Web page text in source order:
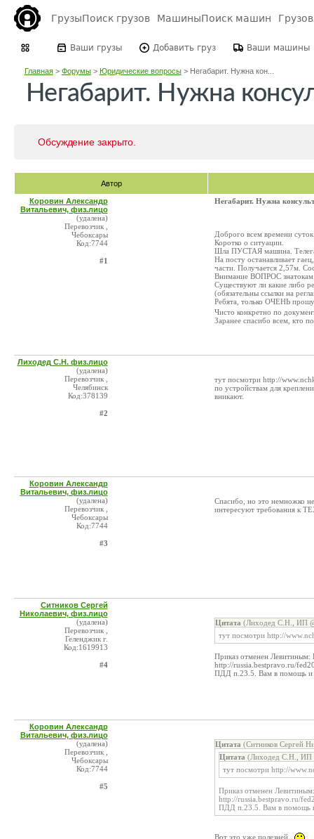
ГрузыПоиск грузов МашиныПоиск машин
Ваши грузы Добавить груз Ваши машины
Главная> Форумы> Юридические вопросы> Негабарит. Нужна кон...
Негабарит. Нужна
Обсуждение закрыто.
Автор
Коровин Александр
Витальевич, физ.лицо
(удалена)
Перевозчик ,
Чебоксары
Код:7744
#1
Негабарит. Нужна
Доброго всем времени
Коротко о ситуации.
Шла ПУСТАЯ машина. Телега
На посту останавливает
части. Получается 2,57м.
Внимание ВОПРОС
Существуют ли какие либо
(обязательны ссылки на
Ребята, только ОЧЕНЬ
Чисто конкретно по
Заранее спасибо всем, кто
Лиходед С.Н. физ.лицо
(удалена)
Перевозчик ,
Челябинск
Код:378139
#2
тут посмотри http://
по устройствам для
вникают.
Коровин Александр
Витальевич, физ.лицо
(удалена)
Перевозчик ,
Чебоксары
Код:7744
#3
Спасибо, но это немножко
интересуют требования к
Ситников Сергей
Николаевич, физ.лицо
(удалена)
Перевозчик ,
Геленджик г.
Код:1619913
#4
Цитата (Лиходед С.Н., ИП
тут посмотри http://
Приказ отменен
http://russia.bestpravo.ru/
ПДД п.23.5. Вам в помощь и
Коровин Александр
Витальевич, физ.лицо
(удалена)
Перевозчик ,
Чебоксары
Код:7744
#5
Цитата (Ситников Сергей
Цитата (Лиходед С.Н., ИП
тут посмотри http://
Приказ отменен
http://russia.bestpravo.ru/
ПДД п.23.5. Вам в помощь
Вот это уже полезней..